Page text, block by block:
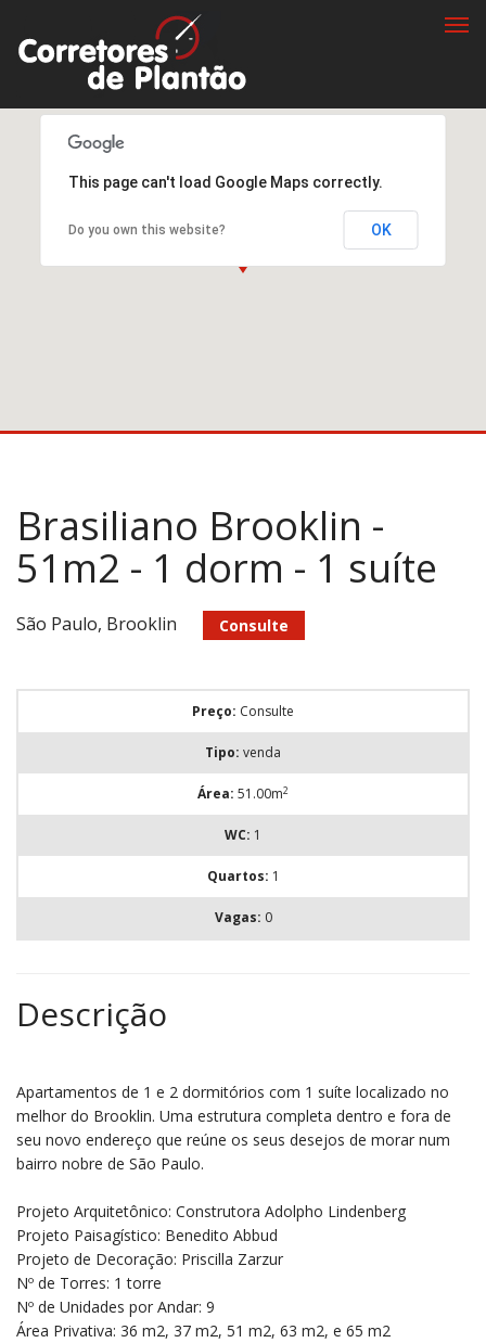
This page can't load Google Maps correctly.
Do you own this website? OK
Brasiliano Brooklin -
51m2 - 1 dorm - 1 suíte
São Paulo, Brooklin Consulte
Preço: Consulte
Tipo: venda
Área: 51.00m2
WC: 1
Quartos: 1
Vagas: 0
Descrição
Apartamentos de 1 e 2 dormitórios com 1 suíte localizado no
melhor do Brooklin. Uma estrutura completa dentro e fora de
seu novo endereço que reúne os seus desejos de morar num
bairro nobre de São Paulo.
Projeto Arquitetônico: Construtora Adolpho Lindenberg
Projeto Paisagístico: Benedito Abbud
Projeto de Decoração: Priscilla Zarzur
Nº de Torres: 1 torre
Nº de Unidades por Andar: 9
Área Privativa: 36 m2, 37 m2, 51 m2, 63 m2, e 65 m2